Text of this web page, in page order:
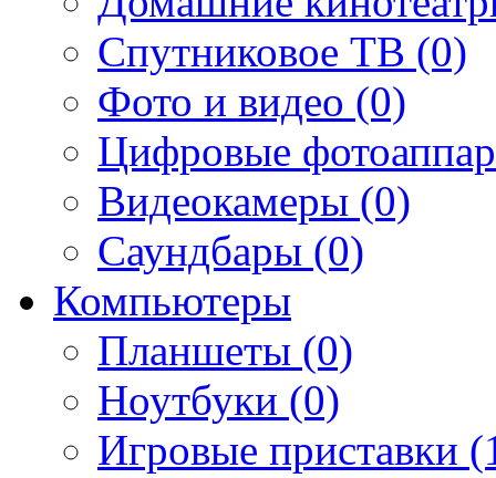
Спутниковое ТВ (0)
Фото и видео (0)
Цифровые
Видеокамеры (0)
Саундбары (0)
Компьютеры
Планшеты (0)
Ноутбуки (0)
Игровые приставки